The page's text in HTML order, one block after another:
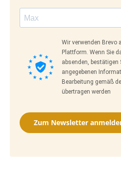
Wir verwenden Brevo
Plattform. Wenn Sie
absenden, bestätigen
angegebenen
Bearbeitung gemäß
übertragen werden
Zum Newsletter